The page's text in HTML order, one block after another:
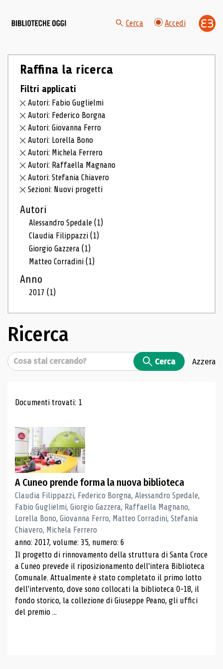
Cerca Accedi
Raffina la ricerca
Filtri applicati
Autori: Fabio Guglielmi
Autori: Federico Borgna
Autori: Giovanna Ferro
Autori: Lorella Bono
Autori: Michela Ferrero
Autori: Raffaella Magnano
Autori: Stefania Chiavero
Sezioni: Nuovi progetti
Autori
Alessandro Spedale(1)
Claudia Filippazzi(1)
Giorgio Gazzera(1)
Matteo Corradini(1)
Anno
2017(1)
Ricerca
Cerca Cerca Azzera
Risultati di ricerca
Documenti trovati: 1
A Cuneo prende forma la nuova biblioteca
Claudia Filippazzi, Federico Borgna, Alessandro Spedale,
Fabio Guglielmi, Giorgio Gazzera, Raffaella Magnano,
Lorella Bono, Giovanna Ferro, Matteo Corradini, Stefania
Chiavero, Michela Ferrero
anno: 2017, volume: 35, numero: 6
Il progetto di rinnovamento della struttura di Santa Croce
a Cuneo prevede il riposizionamento dell'intera Biblioteca
Comunale. Attualmente è stato completato il primo lotto
dell'intervento, dove sono collocati la biblioteca 0-18, il
fondo storico, la collezione di Giuseppe Peano, gli uffici
del premio ...